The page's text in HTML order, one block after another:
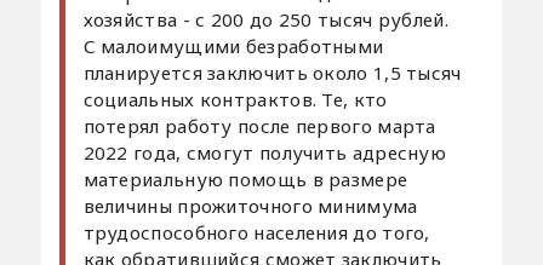
хозяйства - с 200 до 250 тысяч рублей.
С малоимущими безработными
планируется заключить около 1,5 тысяч
социальных контрактов. Те, кто
потерял работу после первого марта
2022 года, смогут получить адресную
материальную помощь в размере
величины прожиточного минимума
трудоспособного населения до того,
как обратившийся сможет заключить